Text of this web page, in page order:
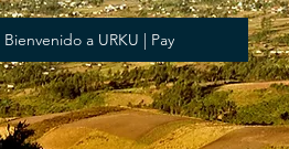
Bienvenido a URKU | Pay